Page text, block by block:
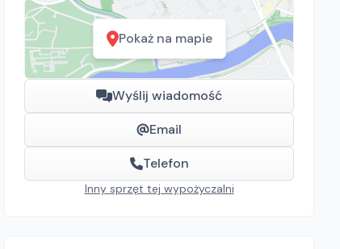
Pokaż na mapie
Wyślij wiadomość
Email
Telefon
Inny sprzęt tej wypożyczalni